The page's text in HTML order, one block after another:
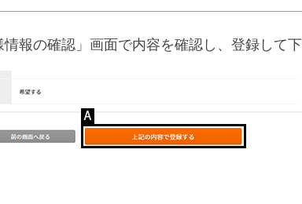
報の確認」画面で内容を確認し、登録して下